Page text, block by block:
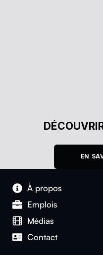
EN
À pro­pos
Emplois
Médias
Con­tact